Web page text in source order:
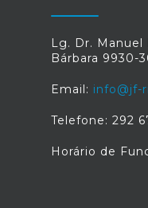
Lg. Dr. Manuel
Bárbara 9930-
Email: info@jf-
Telefone: 292
Horário de